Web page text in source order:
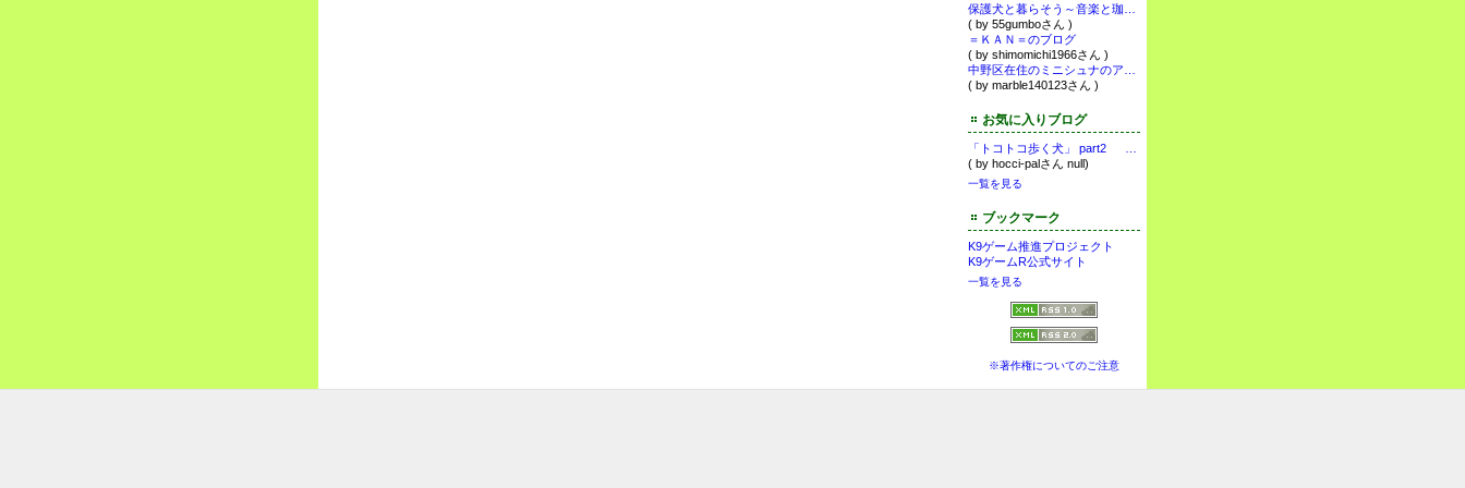
( by 55gumboさん )
＝ＫＡＮ＝のブログ
( by shimomichi1966さん )
( by marble140123さん )
お気に入りブログ
( by hocci-palさん null)
一覧を見る
ブックマーク
K9ゲーム推進プロジェクト
K9ゲームR公式サイト
一覧を見る
※著作権についてのご注意